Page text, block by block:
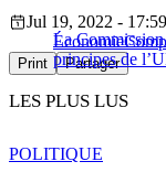
La Commission
principes de
Jul 19, 2022 - 17:59
Économie
Print Partager
LES PLUS LUS
POLITIQUE